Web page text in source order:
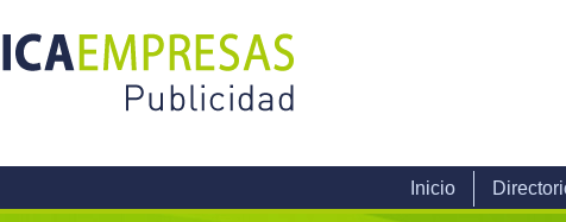
Inicio